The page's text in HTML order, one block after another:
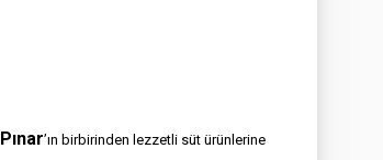
Pınar’ın birbirinden lezzetli süt ürünlerine